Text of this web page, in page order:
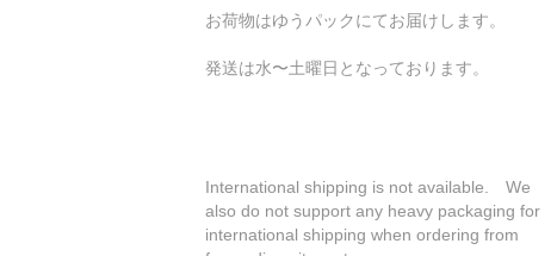
お荷物はゆうパックにてお届けします。
発送は水〜土曜日となっております。
International shipping is not available. We
also do not support any heavy packaging for
international shipping when ordering from